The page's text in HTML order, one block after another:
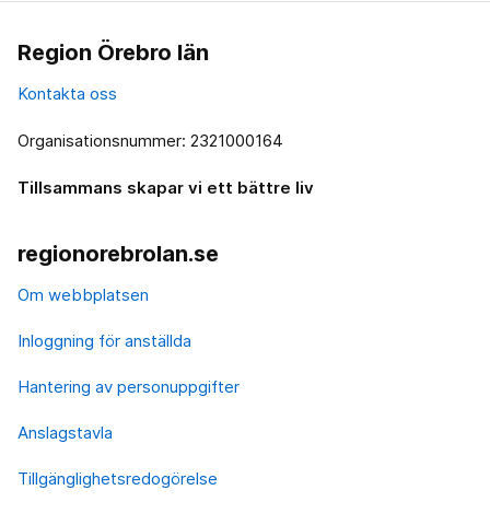
Region Örebro län
Kontakta oss
Organisationsnummer: 2321000164
Tillsammans skapar vi ett bättre liv
regionorebrolan.se
Om webbplatsen
Inloggning för anställda
Hantering av personuppgifter
Anslagstavla
Tillgänglighetsredogörelse